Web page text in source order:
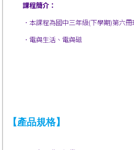
課程簡介：
．本課程為國中三年級(下學期)第六冊
． 電與生活、電與磁
【產品規格】